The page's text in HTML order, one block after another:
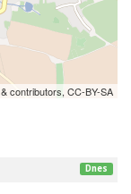
& contributors, CC-BY-SA
Dnes